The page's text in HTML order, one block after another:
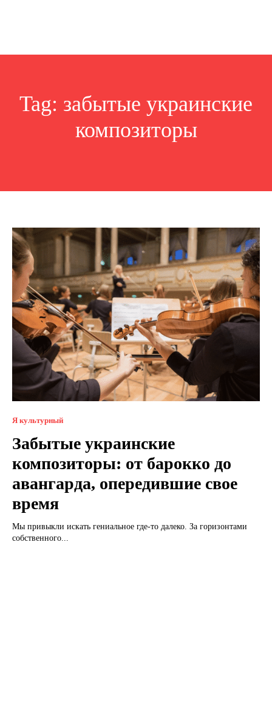
Tag: забытые украинские
композиторы
Я культурный
Забытые украинские
композиторы: от барокко до
авангарда, опередившие свое
время
Мы привыкли искать гениальное где-то далеко. За горизонтами
собственного...